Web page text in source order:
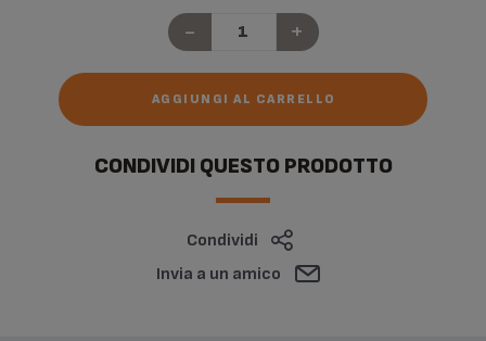
- +
AGGIUNGI AL CARRELLO
CONDIVIDI QUESTO PRODOTTO
Condividi
Invia a un amico